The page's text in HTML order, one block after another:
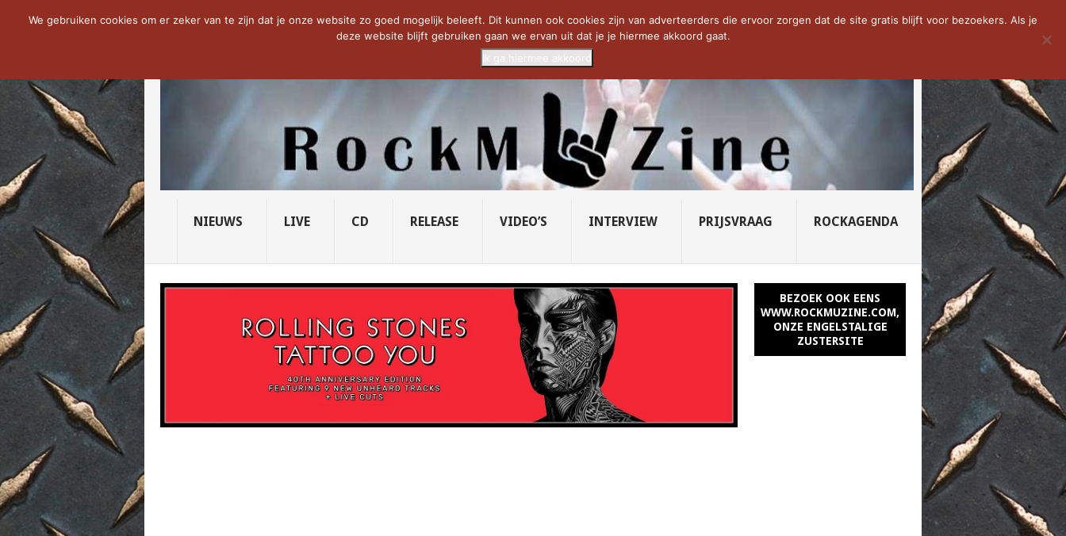
NOW TRENDING: THE VICIOUS HEAD SOCIETY... PRIDE OF LIONS – U... SAVATAGE KOMT TERUG IN 0... CD VAN DE WEEK: SLEEPING...
NIEUWS LIVE CD RELEASE VIDEO’S INTERVIEW PRIJSVRAAG ROCKAGENDA
BEZOEK OOK EENS
WWW.ROCKMUZINE.COM,
ONZE ENGELSTALIGE
ZUSTERSITE
We gebruiken cookies om er zeker van te zijn dat je onze website zo goed mogelijk beleeft. Dit kunnen ook cookies zijn van adverteerders die ervoor zorgen dat de site gratis blijft voor bezoekers. Als je
deze website blijft gebruiken gaan we ervan uit dat je je hiermee akkoord gaat.
Ik ga hiermee akkoord